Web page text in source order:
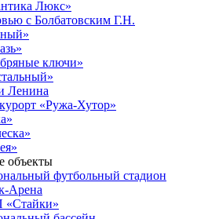
Люкс»
с Болбатовским Г.Н.
ключи»
Ленина
«Ружа-Хутор»
объекты
футбольный стадион
Арена